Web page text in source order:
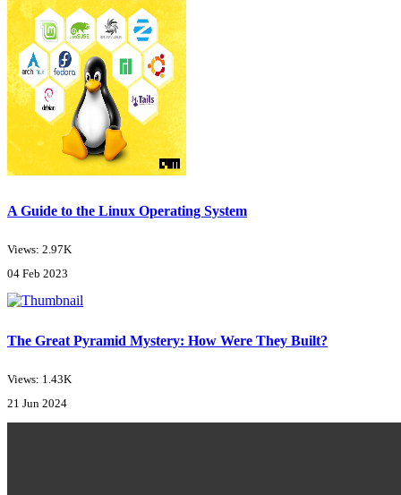
A Guide to the Linux Operating System
Views: 2.97K
04 Feb 2023
The Great Pyramid Mystery: How Were They Built?
Views: 1.43K
21 Jun 2024